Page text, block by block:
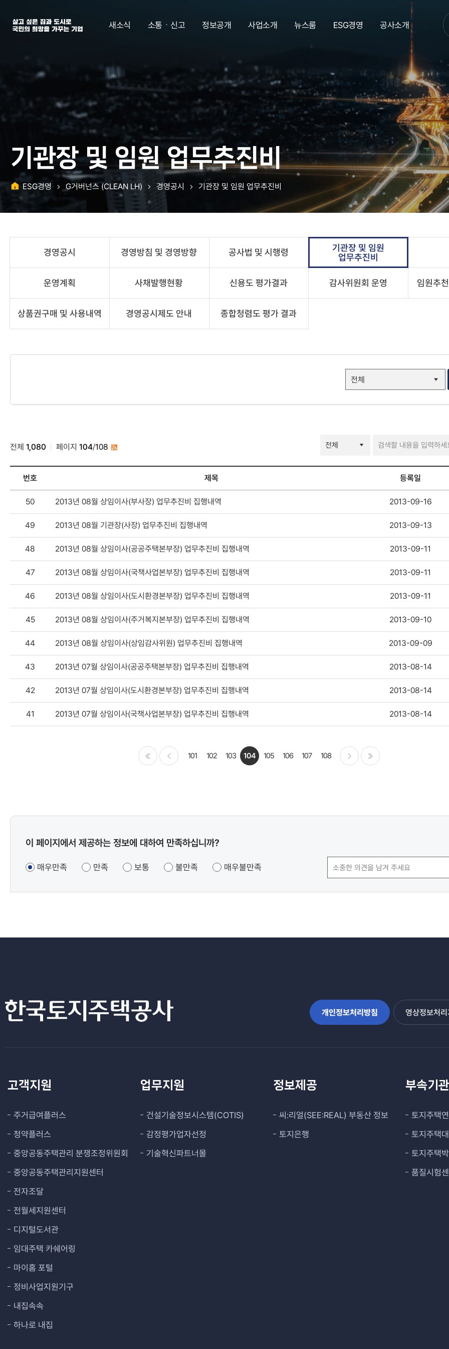
살고 싶은 집과 도시로 국민의 희망을 가꾸는 기업 | 한국토지주택공사새소식 소통ㆍ신고 정보공개 사업소개 뉴스룸 ESG경영 공사소개
기관장 및 임원 업무추진비
홈
ESG경영 G거버넌스 (CLEAN LH) 경영공시 기관장 및 임원 업무추진비
경영공시 경영방침 및 경영방향 공사법 및 시행령
기관장 및 임원
업무추진비
운영계획 사채발행현황 신용도 평가결과 감사위원회 운영 임원추
상품권구매 및 사용내역 경영공시제도 안내 종합청렴도 평가 결과
ESG경영-
G거버넌스-
검색
전체 1,080 페이지 104/108
G거버넌스-
경영공시-
기관장
및
업무추진비
-
번호,
제목,
작성자,
첨부파일,
번호 제목 등록일
50 2013년 08월 상임이사(부사장) 업무추진비 집행내역 2013-09-16
49 2013년 08월 기관장(사장) 업무추진비 집행내역 2013-09-13
48 2013년 08월 상임이사(공공주택본부장) 업무추진비 집행내역 2013-09-11
47 2013년 08월 상임이사(국책사업본부장) 업무추진비 집행내역 2013-09-11
46 2013년 08월 상임이사(도시환경본부장) 업무추진비 집행내역 2013-09-11
45 2013년 08월 상임이사(주거복지본부장) 업무추진비 집행내역 2013-09-10
44 2013년 08월 상임이사(상임감사위원) 업무추진비 집행내역 2013-09-09
43 2013년 07월 상임이사(공공주택본부장) 업무추진비 집행내역 2013-08-14
42 2013년 07월 상임이사(도시환경본부장) 업무추진비 집행내역 2013-08-14
41 2013년 07월 상임이사(국책사업본부장) 업무추진비 집행내역 2013-08-14
101 102 103 104 105 106 107 108
콘텐츠
조사
이 페이지에서 제공하는 정보에 대하여 만족하십니까?
매우만족 만족 보통 불만족 매우불만족
개인정보처리방침 영상정보처
고객지원
주거급여플러스
청약플러스
중앙공동주택관리 분쟁조정위원회
중앙공동주택관리지원센터
전자조달
전월세지원센터
디지털도서관
임대주택 카쉐어링
마이홈 포털
정비사업지원기구
내집속속
하나로 내집
업무지원
건설기술정보시스템(COTIS)
감정평가업자선정
기술혁신파트너몰
정보제공
씨:리얼(SEE:REAL) 부동산 정보
토지은행
부속기
토지주택
토지주택
토지주택
품질시험